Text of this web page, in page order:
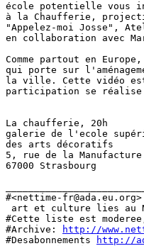
école potentielle vous
à la Chaufferie,
"Appelez-moi Josse",
en collaboration avec
Comme partout en
qui porte sur
la ville. Cette vidéo
participation se
La chaufferie, 20h
galerie de l'ecole
des arts décoratifs
5, rue de la Manufacture
67000 Strasbourg
#<nettime-
art et culture lies au
#Cette liste est
#Archive:
http://
#Desabonnements
http://